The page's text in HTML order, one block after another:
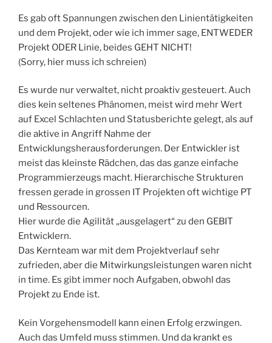
Es gab oft Spannungen zwischen den Linientätigkeiten
und dem Projekt, oder wie ich immer sage, ENTWEDER
Projekt ODER Linie, beides GEHT NICHT!
(Sorry, hier muss ich schreien)
Es wurde nur verwaltet, nicht proaktiv gesteuert. Auch
dies kein seltenes Phänomen, meist wird mehr Wert
auf Excel Schlachten und Statusberichte gelegt, als auf
die aktive in Angriff Nahme der
Entwicklungsherausforderungen. Der Entwickler ist
meist das kleinste Rädchen, das das ganze einfache
Programmierzeugs macht. Hierarchische Strukturen
fressen gerade in grossen IT Projekten oft wichtige PT
und Ressourcen.
Hier wurde die Agilität „ausgelagert“ zu den GEBIT
Entwicklern.
Das Kernteam war mit dem Projektverlauf sehr
zufrieden, aber die Mitwirkungsleistungen waren nicht
in time. Es gibt immer noch Aufgaben, obwohl das
Projekt zu Ende ist.
Kein Vorgehensmodell kann einen Erfolg erzwingen.
Auch das Umfeld muss stimmen. Und da krankt es